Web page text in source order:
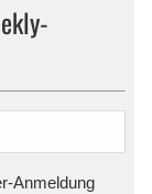
Anmeldung